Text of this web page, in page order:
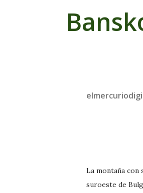
La montaña con
suroeste de